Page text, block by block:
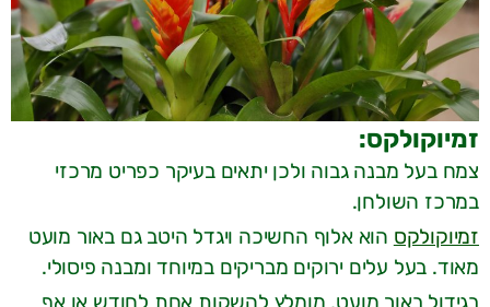
זמיוקולקס:
צמח בעל מבנה גבוה ולכן יתאים בעיקר כפריט מרכזי
במרכז השולחן.
זמיוקולקס הוא אלוף החשיכה ויגדל היטב גם באור מועט
מאוד. בעל עלים ירוקים מבריקים במיוחד ומבנה פיסולי.
בגידול באור מועט, מומלץ להשקות אחת לחודש או אף